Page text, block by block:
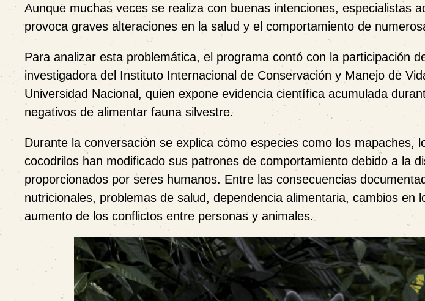
Aunque muchas veces se realiza con buenas intenciones, especialistas
provoca graves alteraciones en la salud y el comportamiento de
Para analizar esta problemática, el programa contó con la participación
investigadora del Instituto Internacional de Conservación y Manejo de
Universidad Nacional, quien expone evidencia científica acumulada
negativos de alimentar fauna silvestre.
Durante la conversación se explica cómo especies como los mapaches,
cocodrilos han modificado sus patrones de comportamiento debido a la
proporcionados por seres humanos. Entre las consecuencias
nutricionales, problemas de salud, dependencia alimentaria, cambios en
aumento de los conflictos entre personas y animales.